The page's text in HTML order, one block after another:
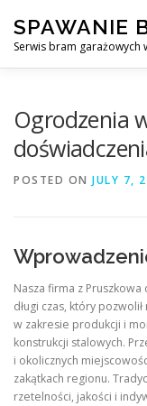
content
SPAWANIE
Serwis bram garażowych
Ogrodzenia
POSTED ON JULY 7,
Nasza firma z Pruszkowa
długi czas, który
w zakresie produkcji i
konstrukcji stalowych.
i okolicznych
zakątkach regionu.
rzetelności, jakości i